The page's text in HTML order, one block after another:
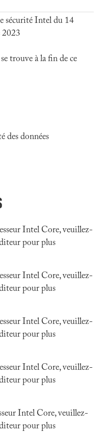
sécurité Intel du 14
2023
trouve à la fin de ce
des données
Intel Core, veuillez-
pour plus
Intel Core, veuillez-
pour plus
Intel Core, veuillez-
pour plus
Intel Core, veuillez-
pour plus
Intel Core, veuillez-
pour plus